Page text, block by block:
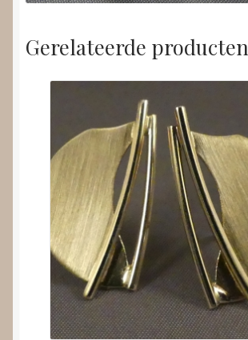
Gerelateerde producten